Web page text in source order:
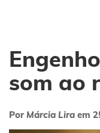
som ao
Por Márcia Lira em